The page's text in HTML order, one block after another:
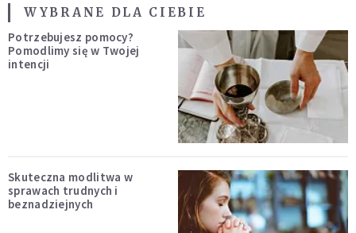
WYBRANE DLA CIEBIE
Potrzebujesz pomocy?
Pomodlimy się w Twojej
intencji
Skuteczna modlitwa w
sprawach trudnych i
beznadziejnych